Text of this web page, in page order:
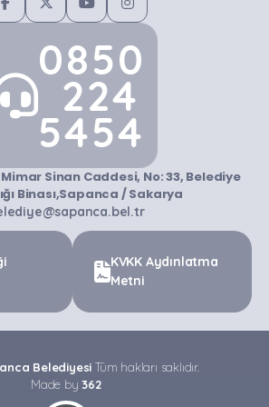
0850
224
5454
Sinan Caddesi, No: 33, Belediye
Binası,Sapanca / Sakarya
KVKK Aydınlatma
Metni
Belediyesi Tüm hakları saklıdır.
Made by362